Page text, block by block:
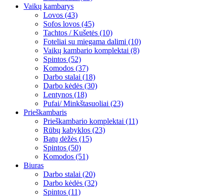
Vaikų kambarys
Lovos (43)
Sofos lovos (45)
Tachtos / Kušetės (10)
Foteliai su miegama dalimi (10)
Vaikų kambario komplektai (8)
Spintos (52)
Komodos (37)
Darbo stalai (18)
Darbo kėdės (30)
Lentynos (18)
Pufai/ Minkštasuoliai (23)
Prieškambaris
Prieškambario komplektai (11)
Rūbų kabyklos (23)
Batų dėžės (15)
Spintos (50)
Komodos (51)
Biuras
Darbo stalai (20)
Darbo kėdės (32)
Spintos (11)